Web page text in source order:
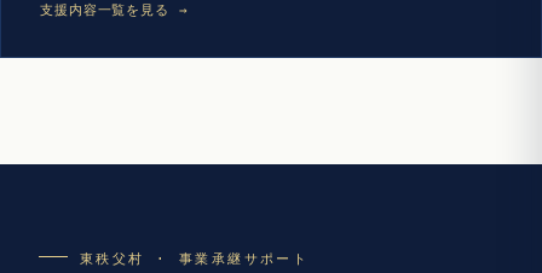
支援内容一覧を見る →
東秩父村 · 事業承継サポート